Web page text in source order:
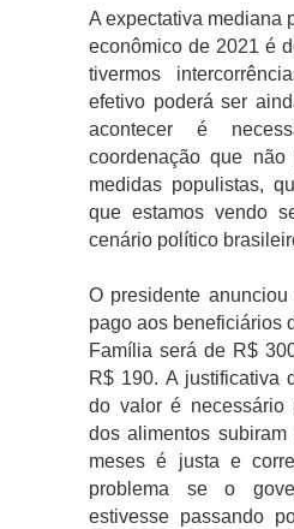
A expectativa mediana
econômico de 2021 é
tivermos
efetivo poderá ser
acontecer é
coordenação que
medidas populistas,
que estamos vendo
cenário político
O presidente
pago aos beneficiários
Família será de R$
R$ 190. A justificativa
do valor é necessário
dos alimentos
meses é justa e
problema se o
estivesse passando